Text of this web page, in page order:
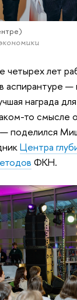
четырех лет
аспирантуре
награда
то смысле
поделился
Центра
ФКН.